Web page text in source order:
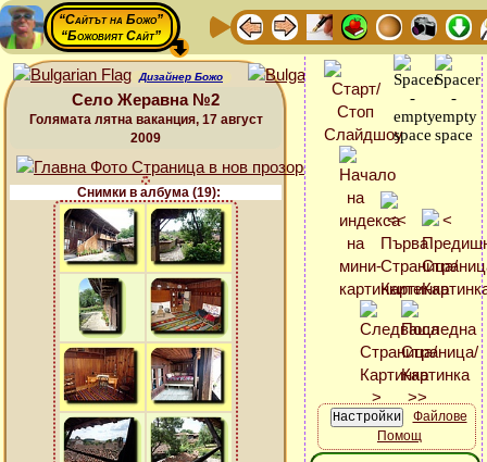
“Сайтът на Божо”
“Божовият Сайт”
Дизайнер Божо
Село Жеравна №2
Голямата лятна ваканция, 17 август
2009
Снимки в албума (19):
Файлове
Помощ